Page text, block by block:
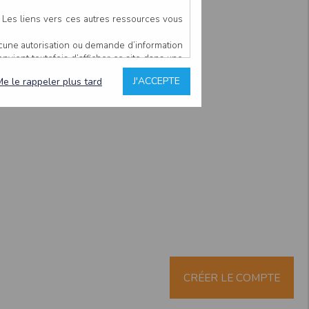
liens vers ces autres ressources vous
autorisation ou demande d’information
toutefois d’afficher ce site dans une
estime non conforme à l’objet du site
prend connaissance.
l’utilisateur, qui assume la totalité des
J'ACCEPTE
le rappeler plus tard